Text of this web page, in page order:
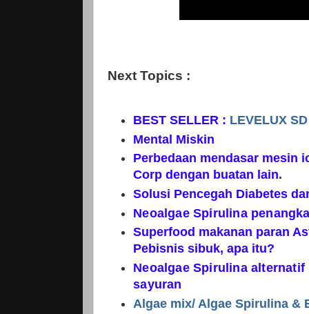
Next Topics :
BEST SELLER : LEVELUX
Mental Miskin
Perbedaan mendasar mesin
Corp dengan buatan lain.
Solusi Pencegah Diabetes
Neoalgae Spirulina
Superfood makanan paran
Pebisnis sibuk, apa itu?
Neoalgae Spirulina
sayuran
Algae mix/ Algae Spirulina &